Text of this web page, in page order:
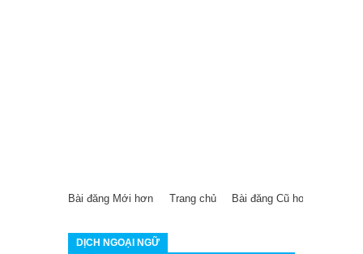
Bài đăng Mới hơn Bài đăng Cũ hơn
Trang chủ
DỊCH NGOẠI NGỮ